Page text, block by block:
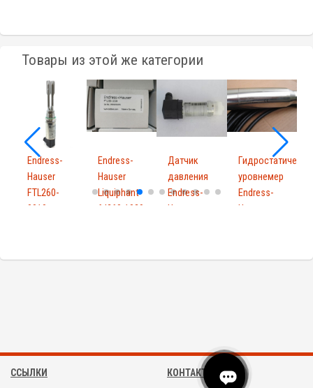
Товары из этой же категории
Endress-
Hauser
FTL260-
0010
Endress-
Hauser
Liquiphant
ftl260-1029
Датчик
давления
Endress-
Hauser
уровнемер
Endress-
Hause...
ССЫЛКИ КОНТАКТЫ